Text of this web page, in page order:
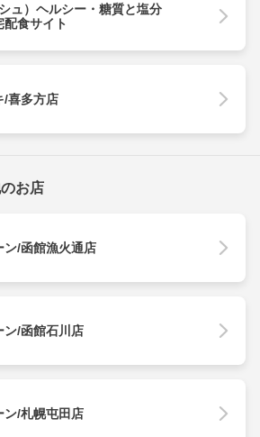
ュ）ヘルシー・糖質と塩分
配食サイト
/喜多方店
お店
ン/函館漁火通店
ン/函館石川店
ン/札幌屯田店